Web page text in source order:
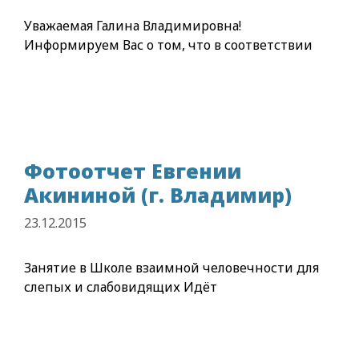
Уважаемая Галина Владимировна!
Информируем Вас о том, что в соответствии
Фотоотчет Евгении
Акининой (г. Владимир)
23.12.2015
Занятие в Школе взаимной человечности для
слепых и слабовидящих Идёт